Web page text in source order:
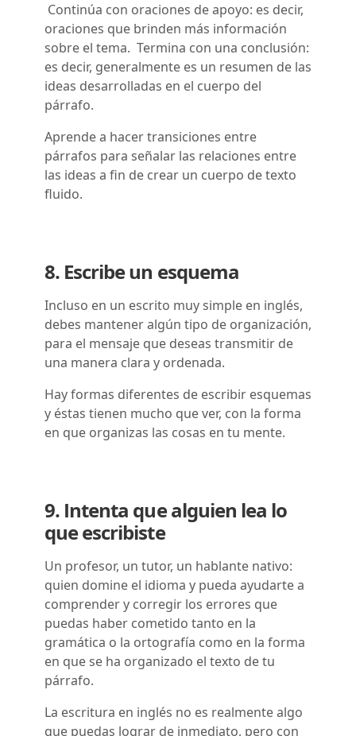
Continúa con oraciones de apoyo: es decir,
oraciones que brinden más información
sobre el tema. Termina con una conclusión:
es decir, generalmente es un resumen de las
ideas desarrolladas en el cuerpo del
párrafo.
Aprende a hacer transiciones entre
párrafos para señalar las relaciones entre
las ideas a fin de crear un cuerpo de texto
fluido.
8. Escribe un esquema
Incluso en un escrito muy simple en inglés,
debes mantener algún tipo de organización,
para el mensaje que deseas transmitir de
una manera clara y ordenada.
Hay formas diferentes de escribir esquemas
y éstas tienen mucho que ver, con la forma
en que organizas las cosas en tu mente.
9. Intenta que alguien lea lo
que escribiste
Un profesor, un tutor, un hablante nativo:
quien domine el idioma y pueda ayudarte a
comprender y corregir los errores que
puedas haber cometido tanto en la
gramática o la ortografía como en la forma
en que se ha organizado el texto de tu
párrafo.
La escritura en inglés no es realmente algo
que puedas lograr de inmediato, pero con